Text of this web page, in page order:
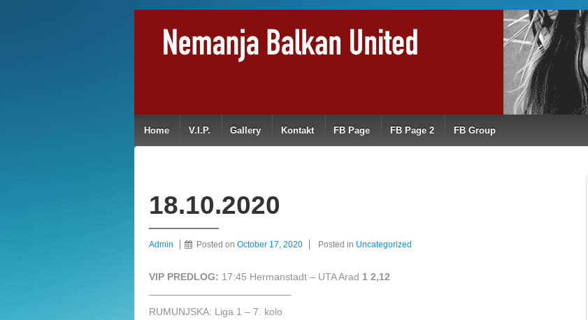
Home V.I.P. Gallery Kontakt FB Page FB Page 2 FB Group
18.10.2020
Admin Posted on October 17, 2020 Posted in Uncategorized
VIP PREDLOG: 17:45 Hermanstadt – UTA Arad 1 2,12
——————————————–
RUMUNJSKA: Liga 1 – 7. kolo